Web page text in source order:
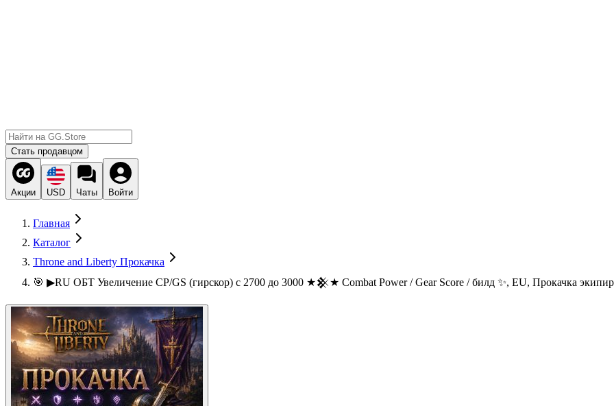
Стать продавцом
Акции USD Чаты Войти
Главная
Каталог
Throne and Liberty Прокачка
🎯 ▶RU ОБТ Увеличение CP/GS (гирскор) с 2700 до 3000 ★𒆜★ Combat Power / Gear Score / билд ✨, EU, Прокачка